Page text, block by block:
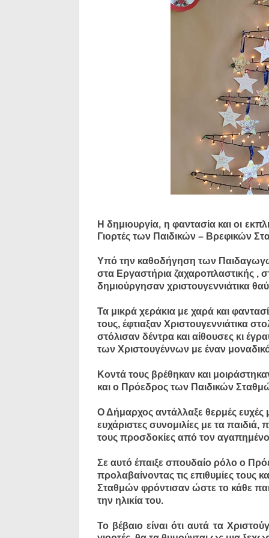
Η δημιουργία, η φαντασία και οι
Γιορτές των Παιδικών – Βρεφικών
Υπό την καθοδήγηση των
στα Εργαστήρια ζαχαροπλαστικής ,
δημιούργησαν χριστουγεννιάτικα
Τα μικρά χεράκια με χαρά και
τους, έφτιαξαν Χριστουγεννιάτικα
στόλισαν δέντρα και αίθουσες κι
των Χριστουγέννων με έναν
Κοντά τους βρέθηκαν και
και ο Πρόεδρος των Παιδικών
Ο Δήμαρχος αντάλλαξε θερμές ευχές
ευχάριστες συνομιλίες με τα
τους προσδοκίες από τον
Σε αυτό έπαιξε σπουδαίο ρόλο ο
προλαβαίνοντας τις επιθυμίες
Σταθμών φρόντισαν ώστε το κάθε
την ηλικία του.
Το βέβαιο είναι ότι αυτά τα